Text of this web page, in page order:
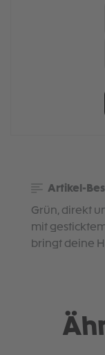
Artikel-
Grün, direkt
mit gesticktem
bringt deine